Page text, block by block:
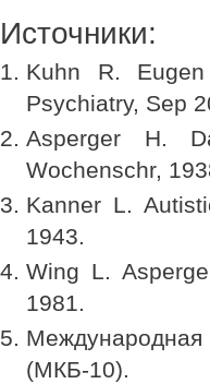
Источники:
Kuhn R.
Psychiatry, Sep
Asperger H.
Wochenschr,
Kanner L.
1943.
Wing L.
1981.
(МКБ-10).